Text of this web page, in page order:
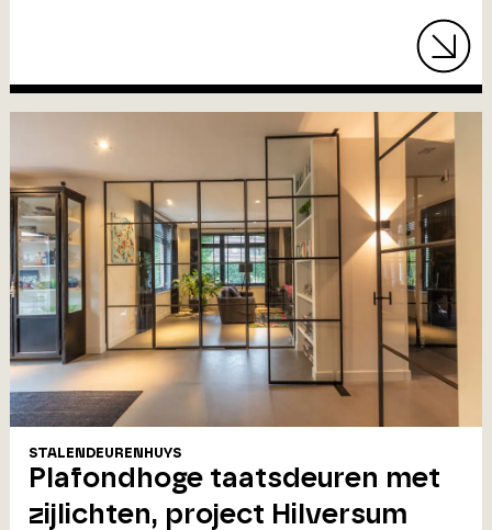
STALENDEURENHUYS
Plafondhoge taatsdeuren met
zijlichten, project Hilversum